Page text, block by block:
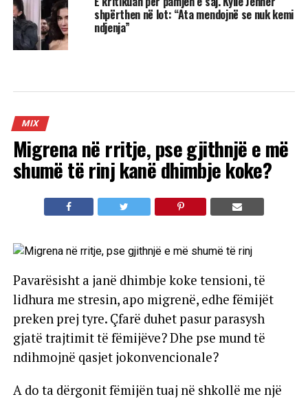
shpërthen në lot: “Ata mendojnë se nuk kemi
ndjenja”
MIX
Migrena në rritje, pse gjithnjë e më
shumë të rinj kanë dhimbje koke?
Pavarësisht a janë dhimbje koke tensioni, të
lidhura me stresin, apo migrenë, edhe fëmijët
preken prej tyre. Çfarë duhet pasur parasysh
gjatë trajtimit të fëmijëve? Dhe pse mund të
ndihmojnë qasjet jokonvencionale?
A do ta dërgonit fëmijën tuaj në shkollë me një